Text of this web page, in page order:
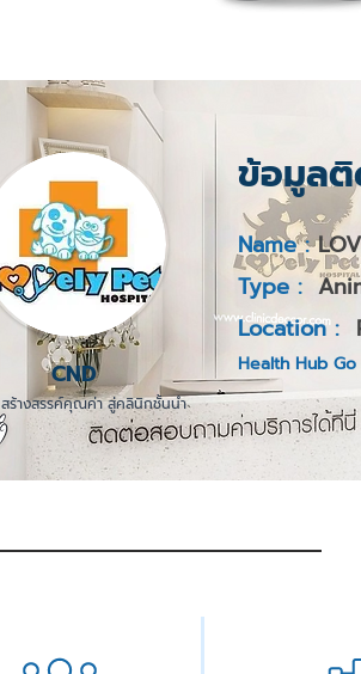
CND
ข้อมูลติ
Name :
Type :
Location :
Health Hub Go
สร้างสรรค์คุณค่า สู่คลินิกชั้นนำ